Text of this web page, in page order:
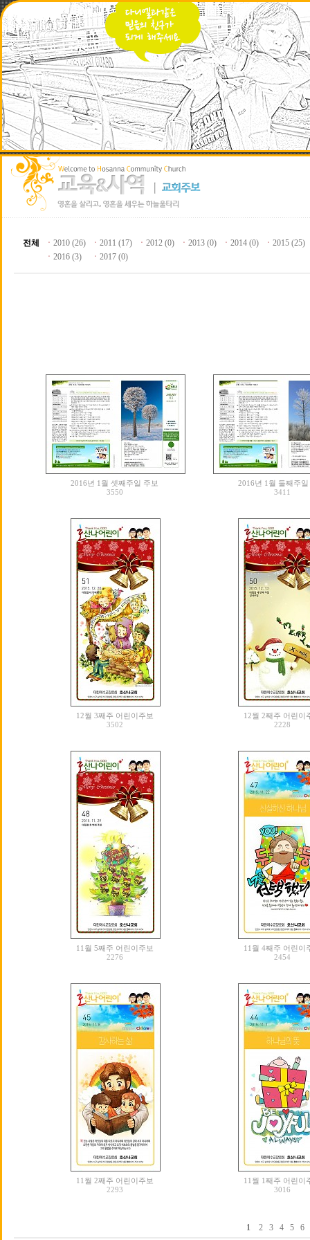
전체 ㆍ 2010 (26) ㆍ 2011 (17) ㆍ 2012 (0) ㆍ 2013 (0) ㆍ 2014 (0) ㆍ 2015 (25)
ㆍ 2016 (3) ㆍ 2017 (0)
2016년 1월 셋째주일 주보
3550
2016년 1월 둘째주
3411
12월 3째주 어린이주보
3502
12월 2째주 어린이
2228
11월 5째주 어린이주보
2276
11월 4째주 어린이
2454
11월 2째주 어린이주보
2293
11월 1째주 어린이
3016
1 2 3 4 5 6